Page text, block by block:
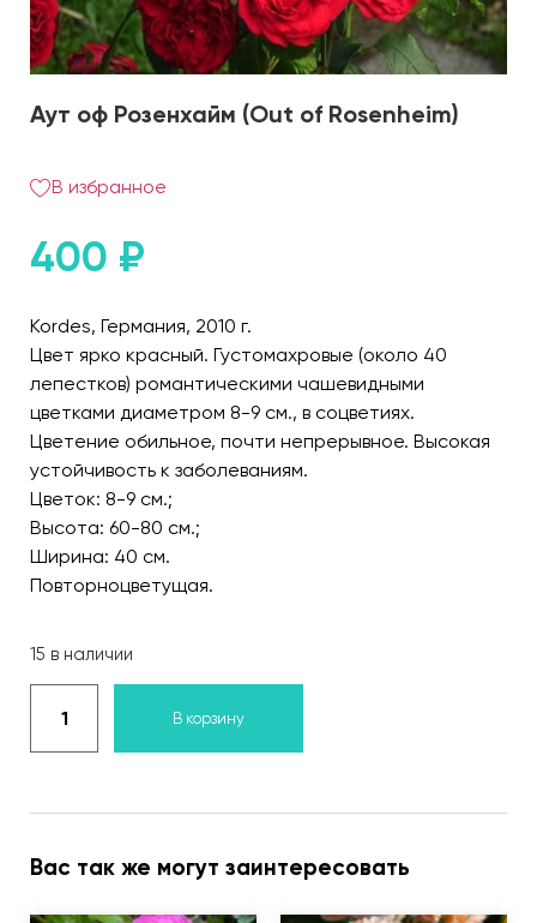
Аут оф Розенхайм (Out of Rosenheim)
В избранное
400 ₽
Kordes, Германия, 2010 г.
Цвет ярко красный. Густомахровые (около 40
лепестков) романтическими чашевидными
цветками диаметром 8-9 см., в соцветиях.
Цветение обильное, почти непрерывное. Высокая
устойчивость к заболеваниям.
Цветок: 8-9 см.;
Высота: 60-80 см.;
Ширина: 40 см.
Повторноцветущая.
15 в наличии
В корзину
Вас так же могут заинтересовать